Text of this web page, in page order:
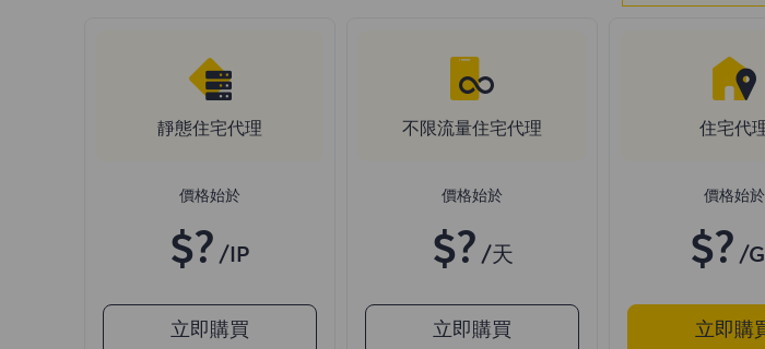
靜態住宅代理
價格始於
$? /IP
立即購買
不限流量住宅代理
價格始於
$? /天
立即購買
住宅代
價格始於
$? /
立即購